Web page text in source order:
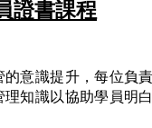
證書課程
意識提升，每位負
知識以協助學員明